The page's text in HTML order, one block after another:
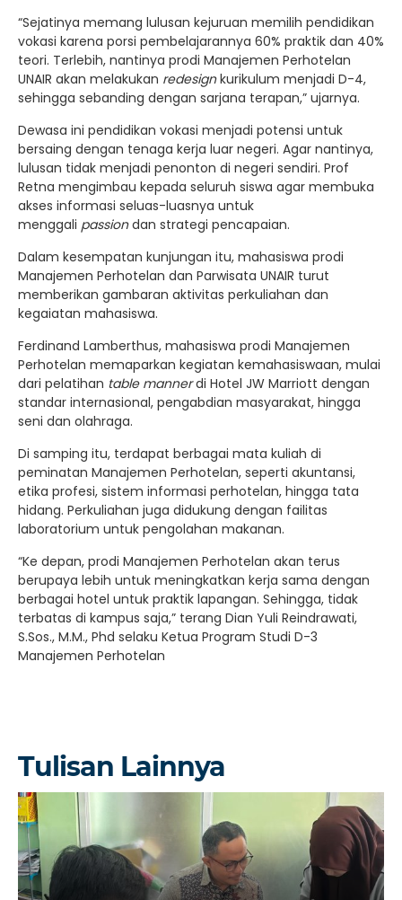
“Sejatinya memang lulusan kejuruan memilih pendidikan
vokasi karena porsi pembelajarannya 60% praktik dan 40%
teori. Terlebih, nantinya prodi Manajemen Perhotelan
UNAIR akan melakukan redesignkurikulum menjadi D-4,
sehingga sebanding dengan sarjana terapan,” ujarnya.
Dewasa ini pendidikan vokasi menjadi potensi untuk
bersaing dengan tenaga kerja luar negeri. Agar nantinya,
lulusan tidak menjadi penonton di negeri sendiri. Prof
Retna mengimbau kepada seluruh siswa agar membuka
akses informasi seluas-luasnya untuk
menggali passiondan strategi pencapaian.
Dalam kesempatan kunjungan itu, mahasiswa prodi
Manajemen Perhotelan dan Parwisata UNAIR turut
memberikan gambaran aktivitas perkuliahan dan
kegaiatan mahasiswa.
Ferdinand Lamberthus, mahasiswa prodi Manajemen
Perhotelan memaparkan kegiatan kemahasiswaan, mulai
dari pelatihan table mannerdi Hotel JW Marriott dengan
standar internasional, pengabdian masyarakat, hingga
seni dan olahraga.
Di samping itu, terdapat berbagai mata kuliah di
peminatan Manajemen Perhotelan, seperti akuntansi,
etika profesi, sistem informasi perhotelan, hingga tata
hidang. Perkuliahan juga didukung dengan failitas
laboratorium untuk pengolahan makanan.
“Ke depan, prodi Manajemen Perhotelan akan terus
berupaya lebih untuk meningkatkan kerja sama dengan
berbagai hotel untuk praktik lapangan. Sehingga, tidak
terbatas di kampus saja,” terang Dian Yuli Reindrawati,
S.Sos., M.M., Phd selaku Ketua Program Studi D-3
Manajemen Perhotelan
Tulisan Lainnya